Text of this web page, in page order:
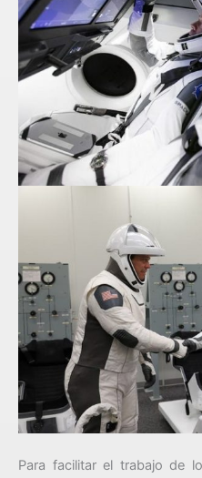
Para facilitar el trabajo de